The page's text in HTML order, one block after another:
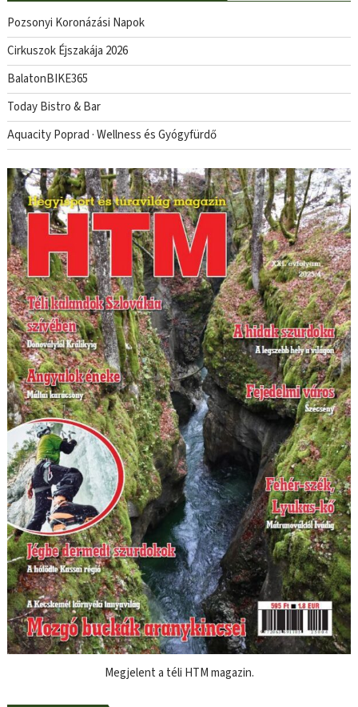
Pozsonyi Koronázási Napok
Cirkuszok Éjszakája 2026
BalatonBIKE365
Today Bistro & Bar
Aquacity Poprad · Wellness és Gyógyfürdő
Megjelent a téli HTM magazin.